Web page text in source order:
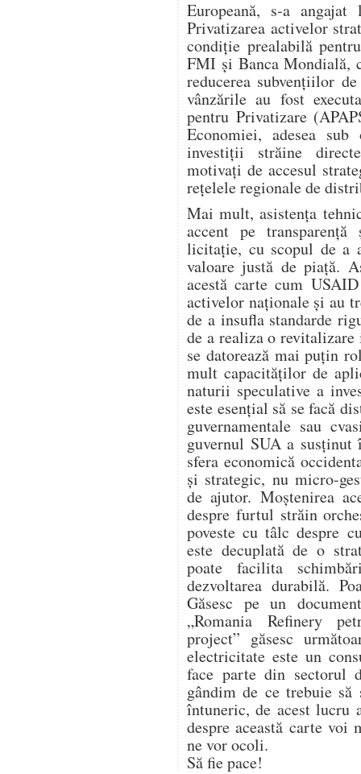
Europeană, s-a
Privatizarea activelor
condiție prealabilă
FMI și Banca Mondială,
reducerea subvențiilor
vânzările au fost
pentru Privatizare
Economiei, adesea
investiții străine
motivați de accesul
rețelele regionale de
Mai mult, asistența
accent pe
licitație, cu scopul de a
valoare justă de piață.
acestă carte cum
activelor naționale și au
de a insufla standarde
de a realiza o
se datorează mai puțin
mult capacităților de
naturii speculative a
este esențial să se facă
guvernamentale sau
guvernul SUA a susținut
sfera economică
și strategic, nu micro-
de ajutor. Moștenirea
despre furtul străin
poveste cu tâlc despre
este decuplată de o
poate facilita
dezvoltarea durabilă.
Găsesc pe un
„Romania Refinery
project” găsesc
electricitate este un
face parte din sectorul
gândim de ce trebuie
întuneric, de acest lucru
despre această carte voi
ne vor ocoli.
Să fie pace!